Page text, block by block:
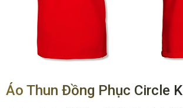
Áo Thun Đồng Phục Circle K